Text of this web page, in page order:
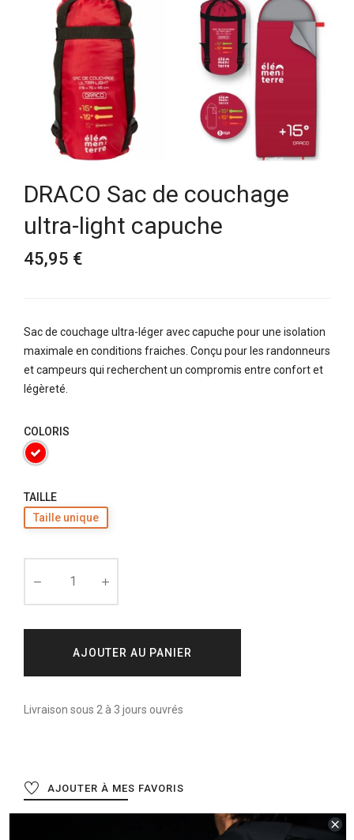
DRACO Sac de couchage
ultra-light capuche
45,95 €
Sac de couchage ultra-léger avec capuche pour une isolation
maximale en conditions fraiches. Conçu pour les randonneurs
et campeurs qui recherchent un compromis entre confort et
légèreté.
COLORIS
TAILLE
Taille unique
AJOUTER AU PANIER
Livraison sous 2 à 3 jours ouvrés
AJOUTER À MES FAVORIS